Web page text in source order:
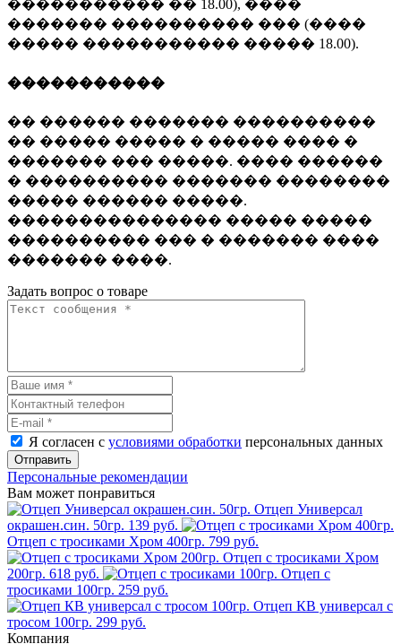
����������� �� 18.00), ����
������� ���������� ��� (����
����� ����������� ����� 18.00).
�����������
�� ������ ������� ����������
�� ����� ����� � ����� ���� �
������� ��� �����. ���� ������
� ���������� ������� ��������
����� ������ �����.
��������������� ����� �����
���������� ��� � ������� ����
������� ����.
Задать вопрос о товаре
Я согласен с условиями обработки персональных данных
Отправить
Персональные рекомендации
Вам может понравиться
Отцеп Универсал
окрашен.син. 50гр. 139 руб.
Отцеп с тросиками Хром 400гр. 799 руб.
Отцеп с тросиками Хром
200гр. 618 руб.
Отцеп с
тросиками 100гр. 259 руб.
Отцеп КВ универсал с
тросом 100гр. 299 руб.
Компания